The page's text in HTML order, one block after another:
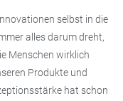
selbst in die
alles darum dreht,
Menschen wirklich
Produkte und
hat schon